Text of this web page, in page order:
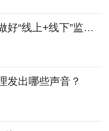
鄂尔多斯锻造铁军先锋做好“线上+线下”监督帮扶，助力空气质量改善
发出哪些声音？